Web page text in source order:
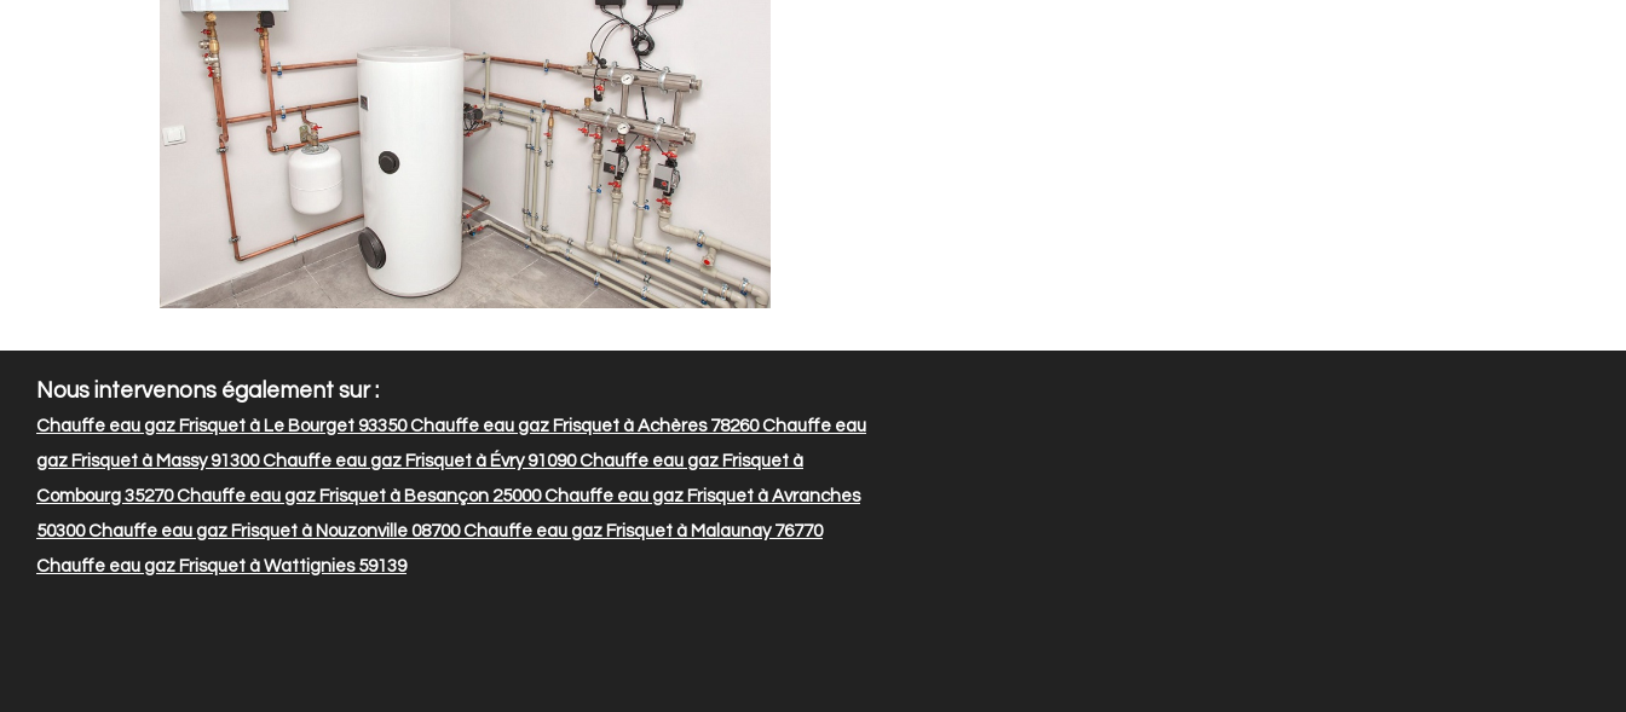
Nous intervenons également sur :
Chauffe eau gaz Frisquet à Le Bourget 93350Chauffe eau gaz Frisquet à Achères 78260Chauffe eau
gaz Frisquet à Massy 91300Chauffe eau gaz Frisquet à Évry 91090Chauffe eau gaz Frisquet à
Combourg 35270Chauffe eau gaz Frisquet à Besançon 25000Chauffe eau gaz Frisquet à Avranches
50300Chauffe eau gaz Frisquet à Nouzonville 08700Chauffe eau gaz Frisquet à Malaunay 76770
Chauffe eau gaz Frisquet à Wattignies 59139